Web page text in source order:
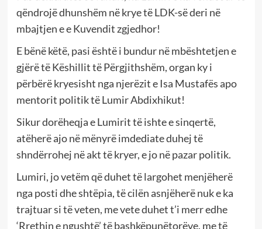
qëndrojë dhunshëm në krye të LDK-së deri në
mbajtjen e e Kuvendit zgjedhor!
E bënë këtë, pasi është i bundur në mbështetjen e
gjërë të Këshillit të Përgjithshëm, organ ky i
përbërë kryesisht nga njerëzit e Isa Mustafës apo
mentorit politik të Lumir Abdixhikut!
Sikur dorëheqja e Lumirit të ishte e sinqertë,
atëherë ajo në mënyrë imdediate duhej të
shndërrohej në akt të kryer, e jo në pazar politik.
Lumiri, jo vetëm që duhet të largohet menjëherë
nga posti dhe shtëpia, të cilën asnjëherë nuk e ka
trajtuar si të veten, me vete duhet t’i merr edhe
‘Rrethin e ngushtë’ të bashkëpunëtorëve, me të